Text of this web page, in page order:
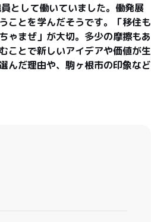
として働いていました。働発展
ことを学んだそうです。「移住も
ゃまぜ」が大切。多少の摩擦もあ
ことで新しいアイデアや価値が生
んだ理由や、駒ヶ根市の印象など